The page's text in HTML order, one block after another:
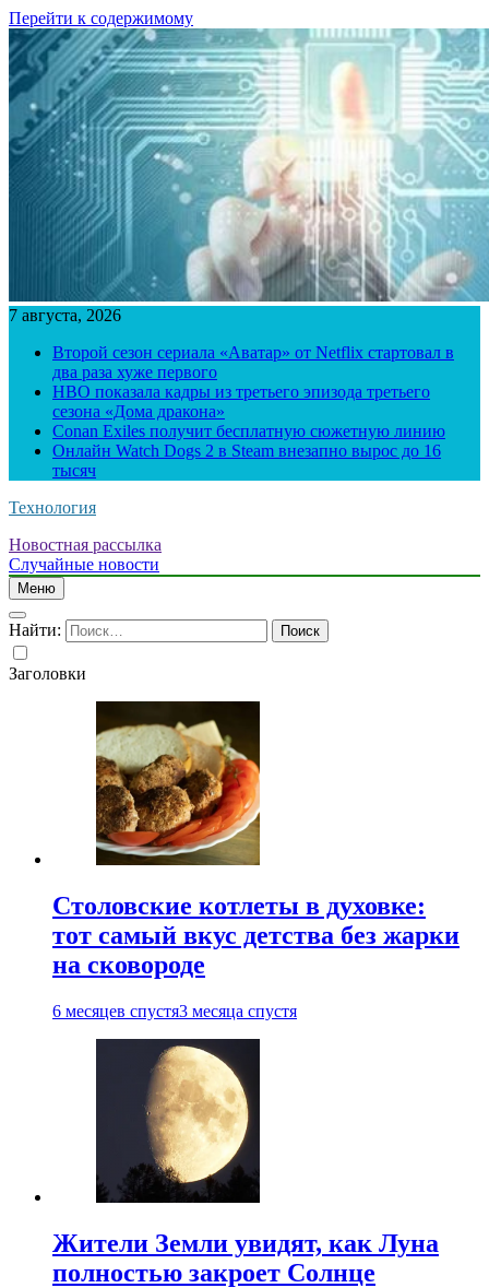
Перейти к содержимому
7 августа, 2026
Второй сезон сериала «Аватар» от Netflix стартовал в
два раза хуже первого
HBO показала кадры из третьего эпизода третьего
сезона «Дома дракона»
Conan Exiles получит бесплатную сюжетную линию
Онлайн Watch Dogs 2 в Steam внезапно вырос до 16
тысяч
Технология
Новостная рассылка
Случайные новости
Меню
Найти:
Заголовки
Столовские котлеты в духовке:
тот самый вкус детства без жарки
на сковороде
6 месяцев спустя3 месяца спустя
Жители Земли увидят, как Луна
полностью закроет Солнце